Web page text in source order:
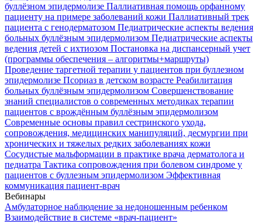
буллёзном эпидермолизе Паллиативная помощь орфанному
пациенту на примере заболеваний кожи Паллиативный трек
пациента с генодерматозом Педиатрические аспекты ведения
больных буллёзным эпидермолизом Педиатрические аспекты
ведения детей с ихтиозом Постановка на диспансерный учет
(программы обеспечения – алгоритмы+маршруты)
Проведение таргетной терапии у пациентов при буллезном
эпидермолизе Псориаз в детском возрасте Реабилитация
больных буллёзным эпидермолизом Совершенствование
знаний специалистов о современных методиках терапии
пациентов с врождённым буллёзным эпидермолизом
Современные основы правил сестринского ухода,
сопровождения, медицинских манипуляций, десмургии при
хронических и тяжелых редких заболеваниях кожи
Сосудистые мальформации в практике врача дерматолога и
педиатра Тактика сопровождения при болевом синдроме у
пациентов с буллезным эпидермолизом Эффективная
коммуникация пациент-врач
Вебинары
Амбулаторное наблюдение за недоношенным ребенком
Взаимодействие в системе «врач-пациент»